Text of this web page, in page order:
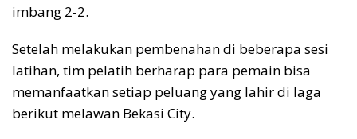
imbang 2-2.
Setelah melakukan pembenahan di beberapa sesi
latihan, tim pelatih berharap para pemain bisa
memanfaatkan setiap peluang yang lahir di laga
berikut melawan Bekasi City.